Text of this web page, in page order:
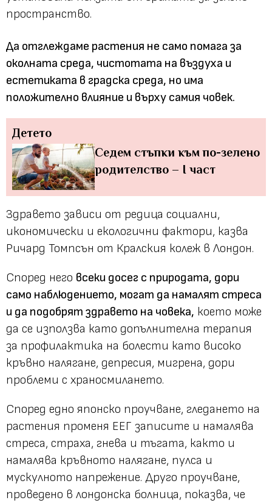
пространство.
Да отглеждаме растения не само помага за
околната среда, чистотата на въздуха и
естетиката в градска среда, но има
положително влияние и върху самия човек.
Детето
Седем стъпки към по-зелено
родителство – I част
Здравето зависи от редица социални,
икономически и екологични фактори, казва
Ричард Томпсън от Кралския колеж в Лондон.
Според него всеки досег с природата, дори
само наблюдението, могат да намалят стреса
и да подобрят здравето на човека, което може
да се използва като допълнителна терапия
за профилактика на болести като високо
кръвно налягане, депресия, мигрена, дори
проблеми с храносмилането.
Според едно японско проучване, гледането на
растения променя ЕЕГ записите и намалява
стреса, страха, гнева и тъгата, както и
намалява кръвното налягане, пулса и
мускулното напрежение. Друго проучване,
проведено в лондонска болница, показва, че